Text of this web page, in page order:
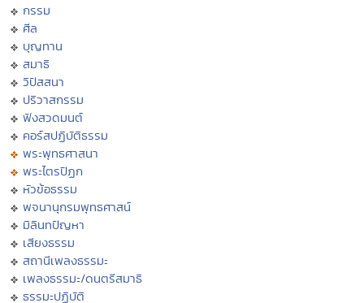
กรรม
ศีล
บุญทาน
สมาธิ
วิปัสสนา
ปริวาสกรรม
ฟังสวดมนต์
คอร์สปฏิบัติธรรม
พระพุทธศาสนา
พระไตรปิฏก
หัวข้อธรรม
พจนานุกรมพุทธศาสน์
มิลินทปัญหา
เสียงธรรม
สถานีเพลงธรรมะ
เพลงธรรมะ/ดนตรีสมาธิ
ธรรมะปฏิบัติ